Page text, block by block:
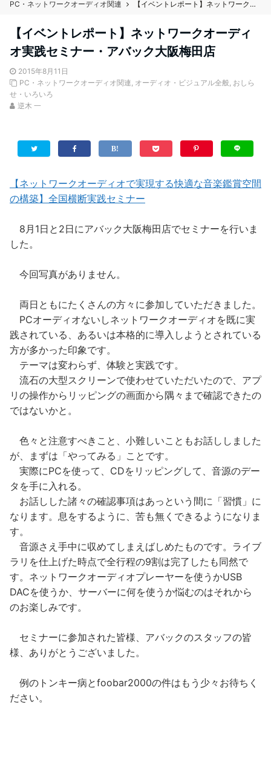
PC・ネットワークオーディオ関連 【イベントレポート】ネットワークオーディオ実践セミナー・アバック大阪梅田店
【イベントレポート】ネットワークオーディ
オ実践セミナー・アバック大阪梅田店
2015年8月11日
PC・ネットワークオーディオ関連, オーディオ・ビジュアル全般, おしら
せ・いろいろ
逆木 一
【ネットワークオーディオで実現する快適な音楽鑑賞空間
の構築】全国横断実践セミナー
8月1日と2日にアバック大阪梅田店でセミナーを行いま
した。
今回写真がありません。
両日ともにたくさんの方々に参加していただきました。
PCオーディオないしネットワークオーディオを既に実
践されている、あるいは本格的に導入しようとされている
方が多かった印象です。
テーマは変わらず、体験と実践です。
流石の大型スクリーンで使わせていただいたので、アプ
リの操作からリッピングの画面から隅々まで確認できたの
ではないかと。
色々と注意すべきこと、小難しいこともお話ししました
が、まずは「やってみる」ことです。
実際にPCを使って、CDをリッピングして、音源のデー
タを手に入れる。
お話しした諸々の確認事項はあっという間に「習慣」に
なります。息をするように、苦も無くできるようになりま
す。
音源さえ手中に収めてしまえばしめたものです。ライブ
ラリを仕上げた時点で全行程の9割は完了したも同然で
す。ネットワークオーディオプレーヤーを使うかUSB
DACを使うか、サーバーに何を使うか悩むのはそれから
のお楽しみです。
セミナーに参加された皆様、アバックのスタッフの皆
様、ありがとうございました。
例のトンキー病とfoobar2000の件はもう少々お待ちく
ださい。